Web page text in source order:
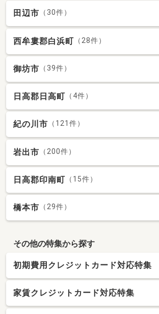
田辺市 （30件）
西牟婁郡白浜町 （28件）
御坊市 （39件）
日高郡日高町 （4件）
紀の川市 （121件）
岩出市 （200件）
日高郡印南町 （15件）
橋本市 （29件）
その他の特集から探す
初期費用クレジットカード対応特集
家賃クレジットカード対応特集